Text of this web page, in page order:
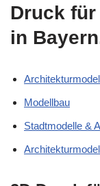
Druck
in
Modellbau
Stadtmodelle &